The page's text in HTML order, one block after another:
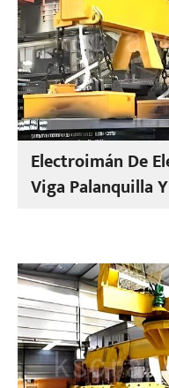
Electroimán De
Viga Palanquilla